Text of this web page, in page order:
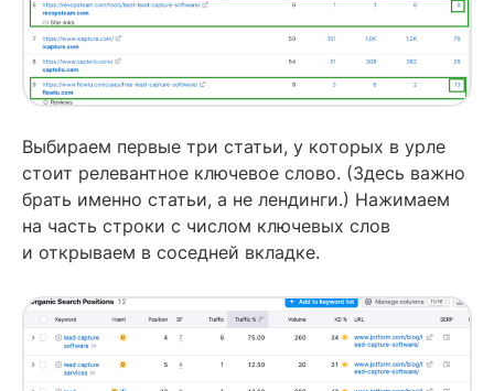
Выбираем первые три статьи, у которых в урле
стоит релевантное ключевое слово. (Здесь важно
брать именно статьи, а не лендинги.) Нажимаем
на часть строки с числом ключевых слов
и открываем в соседней вкладке.